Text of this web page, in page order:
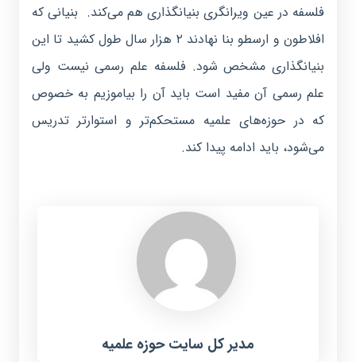
فلسفه در عین ویرانگری بنیانگذاری هم می‌کند. بنیانی که
افلاطون و ارسطو بنا نهادند ۲ هزار سال طول کشید تا این
بنیانگذاری مشخص شود. فلسفه علم رسمی نیست ولی
علم رسمی آن مفید است باید آن را بیاموزیم به خصوص
که در حوزه‌های علمیه مستحکم‌تر و استوارتر تدریس
می‌شود، باید ادامه پیدا کند.
مدیر کل سایت حوزه علمیه